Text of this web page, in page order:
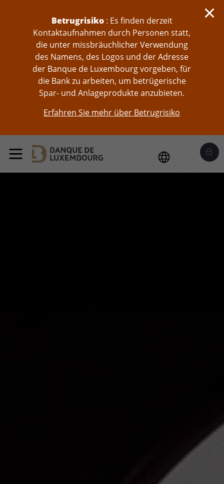
Betrugrisiko: Es finden derzeit
Kontaktaufnahmen durch Personen statt,
die unter missbräuchlicher Verwendung
des Namens, des Logos und der Adresse
der Banque de Luxembourg vorgeben, für
die Bank zu arbeiten, um betrügerische
Spar- und Anlageprodukte anzubieten.
Erfahren Sie mehr über Betrugrisiko